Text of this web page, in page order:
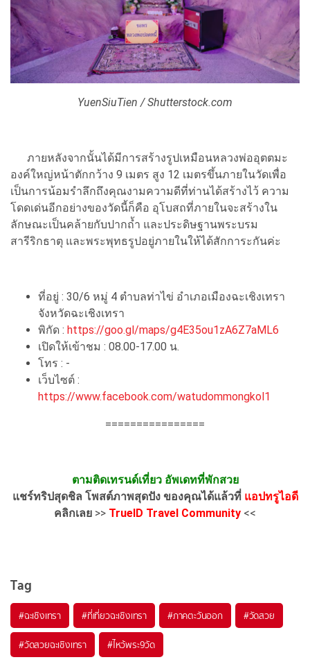
YuenSiuTien / Shutterstock.com
ภายหลังจากนั้นได้มีการสร้างรูปเหมือนหลวงพ่ออุตตมะ
องค์ใหญ่หน้าตักกว้าง 9 เมตร สูง 12 เมตรขึ้นภายในวัดเพื่อ
เป็นการน้อมรำลึกถึงคุณงามความดีที่ท่านได้สร้างไว้ ความ
โดดเด่นอีกอย่างของวัดนี้ก็คือ อุโบสถที่ภายในจะสร้างใน
ลักษณะเป็นคล้ายกับปากถ้ำ และประดิษฐานพระบรม
สารีริกธาตุ และพระพุทธรูปอยู่ภายในให้ได้สักการะกันค่ะ
ที่อยู่ : 30/6 หมู่ 4 ตำบลท่าไข่ อำเภอเมืองฉะเชิงเทรา
จังหวัดฉะเชิงเทรา
พิกัด : https://goo.gl/maps/g4E35ou1zA6Z7aML6
เปิดให้เข้าชม : 08.00-17.00 น.
โทร : -
เว็บไซต์ :
https://www.facebook.com/watudommongkol1
================
ตามติดเทรนด์เที่ยว อัพเดทที่พักสวย
แชร์ทริปสุดชิล โพสต์ภาพสุดปัง ของคุณได้แล้วที่ แอปทรูไอดี
คลิกเลย >> TrueID Travel Community <<
Tag
#ฉะเชิงเทรา #ที่เที่ยวฉะเชิงเทรา #ภาคตะวันออก #วัดสวย
#วัดสวยฉะเชิงเทรา #ไหว้พระ9วัด